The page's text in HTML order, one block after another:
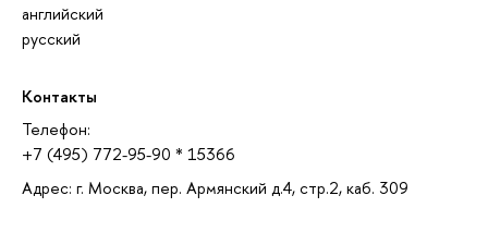
английский
русский
Контакты
Телефон:
+7 (495) 772-95-90 * 15366
Адрес: г. Москва, пер. Армянский д.4, стр.2, каб. 309